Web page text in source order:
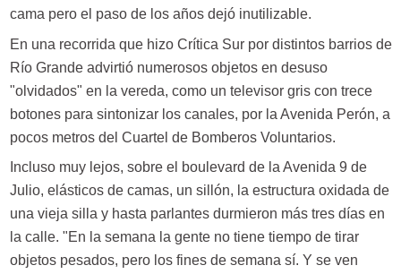
cama pero el paso de los años dejó inutilizable.
En una recorrida que hizo Crítica Sur por distintos barrios de
Río Grande advirtió numerosos objetos en desuso
"olvidados" en la vereda, como un televisor gris con trece
botones para sintonizar los canales, por la Avenida Perón, a
pocos metros del Cuartel de Bomberos Voluntarios.
Incluso muy lejos, sobre el boulevard de la Avenida 9 de
Julio, elásticos de camas, un sillón, la estructura oxidada de
una vieja silla y hasta parlantes durmieron más tres días en
la calle. "En la semana la gente no tiene tiempo de tirar
objetos pesados, pero los fines de semana sí. Y se ven